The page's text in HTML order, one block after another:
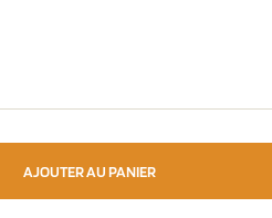
AJOUTER AU PANIER